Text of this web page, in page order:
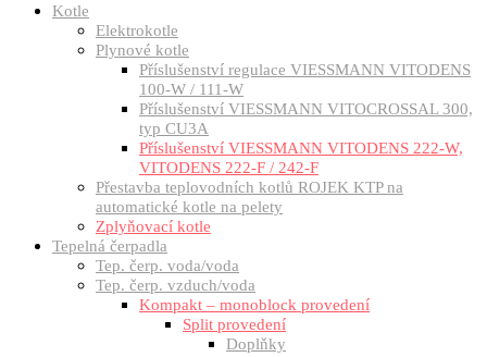
Kotle
Elektrokotle
Plynové kotle
Příslušenství regulace VIESSMANN VITODENS
100-W / 111-W
Příslušenství VIESSMANN VITOCROSSAL 300,
typ CU3A
Příslušenství VIESSMANN VITODENS 222-W,
VITODENS 222-F / 242-F
Přestavba teplovodních kotlů ROJEK KTP na
automatické kotle na pelety
Zplyňovací kotle
Tepelná čerpadla
Tep. čerp. voda/voda
Tep. čerp. vzduch/voda
Kompakt – monoblock provedení
Split provedení
Doplňky